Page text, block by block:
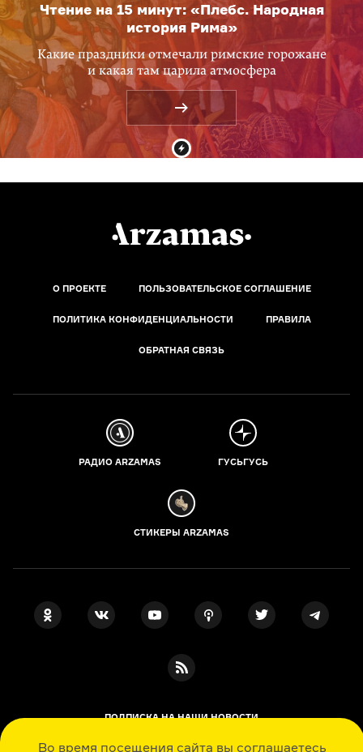
Во время посещения сайта вы соглашаетесь
Чтение на 15 минут: «Плебс. Народная
история Рима»
Какие праздники отмечали римские горожане
и какая там царила атмосфера
О ПРОЕКТЕ ПОЛЬЗОВАТЕЛЬСКОЕ СОГЛАШЕНИЕ
ПОЛИТИКА КОНФИДЕНЦИАЛЬНОСТИ ПРАВИЛА
ОБРАТНАЯ СВЯЗЬ
РАДИО ARZAMAS ГУСЬГУСЬ
СТИКЕРЫ ARZAMAS
ПОДПИСКА НА НАШИ НОВОСТИ